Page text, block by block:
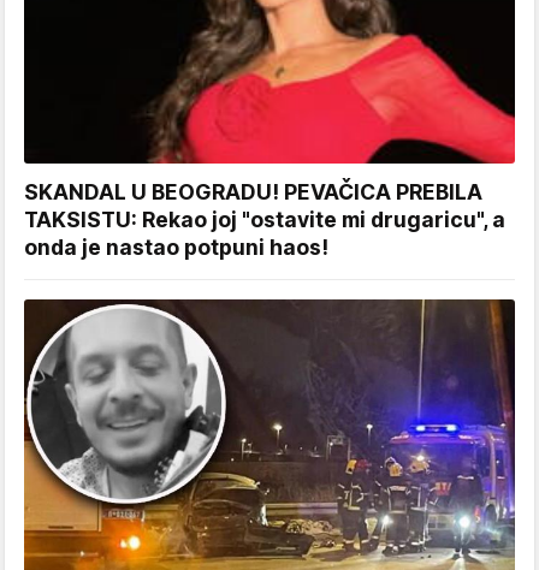
SKANDAL U BEOGRADU! PEVAČICA PREBILA
TAKSISTU: Rekao joj "ostavite mi drugaricu", a
onda je nastao potpuni haos!